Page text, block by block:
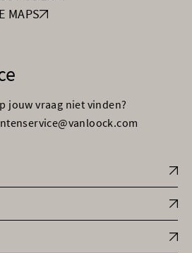
MAPS
jouw vraag niet vinden?